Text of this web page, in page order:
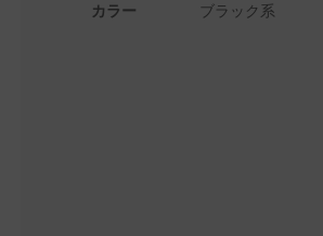
カラー
ブラック系